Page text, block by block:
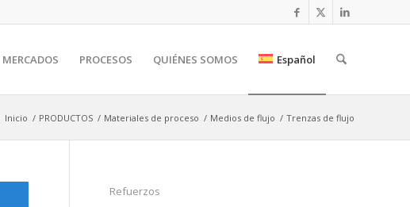
MERCADOS PROCESOS QUIÉNES SOMOS Español
Inicio / PRODUCTOS / Materiales de proceso / Medios de flujo / Trenzas de flujo
Refuerzos